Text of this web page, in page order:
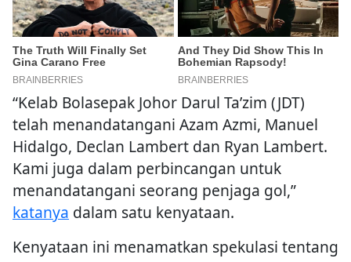
“Kelab Bolasepak Johor Darul Ta’zim (JDT)
telah menandatangani Azam Azmi, Manuel
Hidalgo, Declan Lambert dan Ryan Lambert.
Kami juga dalam perbincangan untuk
menandatangani seorang penjaga gol,”
katanya dalam satu kenyataan.
Kenyataan ini menamatkan spekulasi tentang